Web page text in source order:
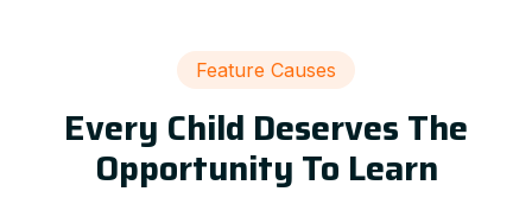
Feature Causes
Every Child Deserves The
Opportunity To Learn